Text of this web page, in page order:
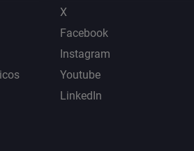
X
Facebook
Instagram
Youtube
LinkedIn